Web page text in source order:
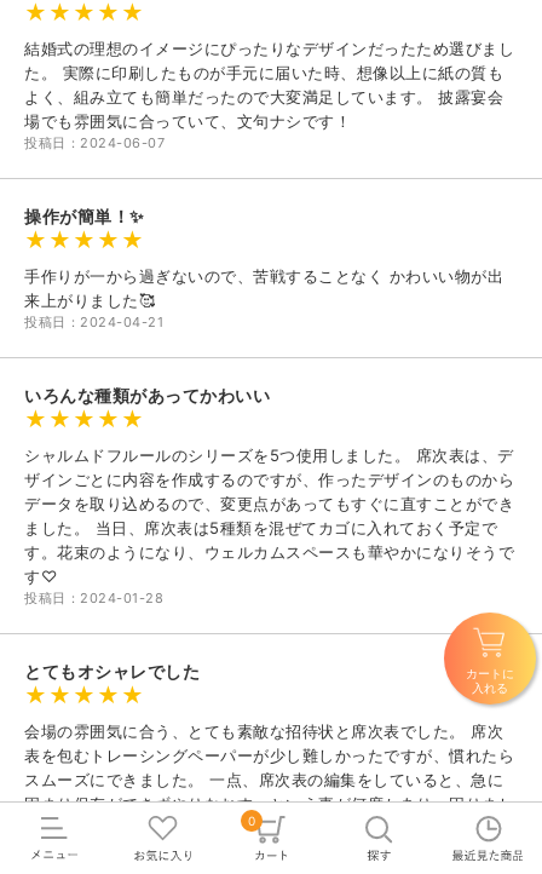
0
カートに
入れる
結婚式の理想のイメージにぴったりなデザインだったため選びまし
た。 実際に印刷したものが手元に届いた時、想像以上に紙の質も
よく、組み立ても簡単だったので大変満足しています。 披露宴会
場でも雰囲気に合っていて、文句ナシです！
投稿日：2024-06-07
操作が簡単！✨
手作りが一から過ぎないので、苦戦することなく かわいい物が出
来上がりました🥰
投稿日：2024-04-21
いろんな種類があってかわいい
シャルムドフルールのシリーズを5つ使用しました。 席次表は、デ
ザインごとに内容を作成するのですが、作ったデザインのものから
データを取り込めるので、変更点があってもすぐに直すことができ
ました。 当日、席次表は5種類を混ぜてカゴに入れておく予定で
す。花束のようになり、ウェルカムスペースも華やかになりそうで
す♡
投稿日：2024-01-28
とてもオシャレでした
会場の雰囲気に合う、とても素敵な招待状と席次表でした。 席次
表を包むトレーシングペーパーが少し難しかったですが、慣れたら
スムーズにできました。 一点、席次表の編集をしていると、急に
固まり保存ができずやりなおす、という事が何度かあり、困りまし
た。
投稿日：2023-09-06